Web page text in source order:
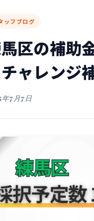
ッフブログ
区の補助
ャレンジ
年7月7日